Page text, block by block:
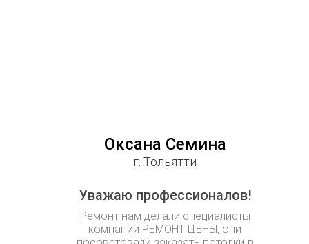
Оксана Семина
г. Тольятти
Уважаю профессионалов!
Ремонт нам делали специалисты
компании РЕМОНТ ЦЕНЫ, они